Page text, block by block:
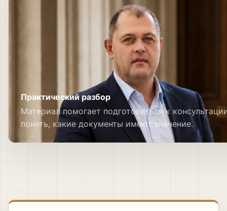
Практический разбор
Материал помогает подготовиться к
понять, какие документы имеют значение.